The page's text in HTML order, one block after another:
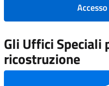
Gli Uffici Speciali
ricostruzione